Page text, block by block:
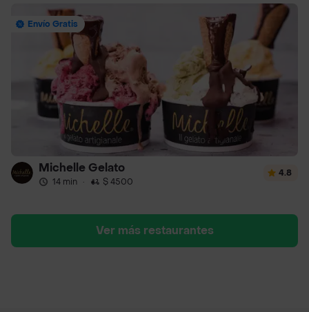
Envío Gratis
Michelle Gelato
14 min · $ 4500
4.8
Ver más restaurantes